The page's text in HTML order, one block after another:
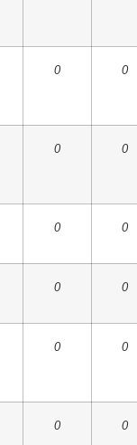
0 0
0 0
0 0
0 0
0 0
0 0